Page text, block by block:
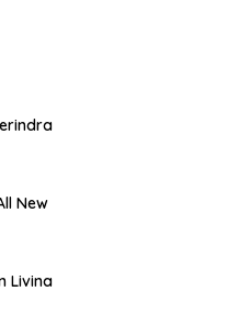
New
Livina